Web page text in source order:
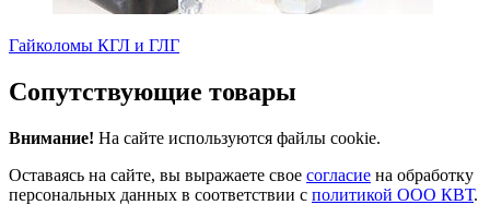
Гайколомы КГЛ и ГЛГ
Сопутствующие товары
Внимание! На сайте используются файлы cookie.
Оставаясь на сайте, вы выражаете свое согласие на обработку
персональных данных в соответствии с политикой ООО КВТ.